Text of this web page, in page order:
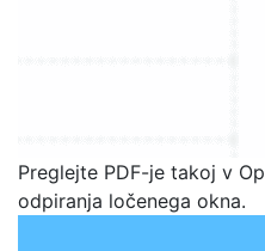
Preglejte PDF-je takoj v
odpiranja ločenega okna.